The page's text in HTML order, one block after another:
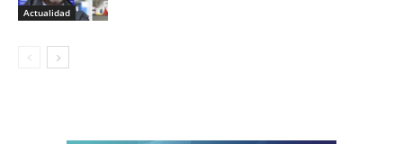
Actualidad